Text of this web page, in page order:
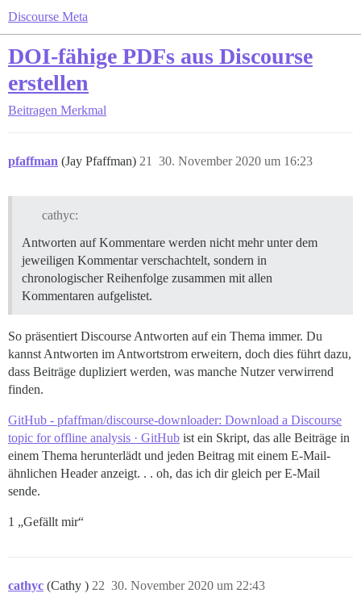
Discourse Meta
DOI-fähige PDFs aus Discourse
erstellen
Beitragen Merkmal
pfaffman (Jay Pfaffman) 30. November 2020 um 16:23
21
cathyc:
Antworten auf Kommentare werden nicht mehr unter dem
jeweiligen Kommentar verschachtelt, sondern in
chronologischer Reihenfolge zusammen mit allen
Kommentaren aufgelistet.
So präsentiert Discourse Antworten auf ein Thema immer. Du
kannst Antworten im Antwortstrom erweitern, doch dies führt dazu,
dass Beiträge dupliziert werden, was manche Nutzer verwirrend
finden.
GitHub - pfaffman/discourse-downloader: Download a Discourse
topic for offline analysis · GitHub ist ein Skript, das alle Beiträge in
einem Thema herunterlädt und jeden Beitrag mit einem E-Mail-
ähnlichen Header anzeigt. . . oh, das ich dir gleich per E-Mail
sende.
1 „Gefällt mir“
cathyc (Cathy ) 30. November 2020 um 22:43
22